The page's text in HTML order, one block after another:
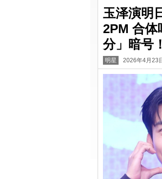
玉泽演明
2PM 合体
分」暗号！
明星 2026年4月23